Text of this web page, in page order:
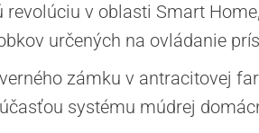
v oblasti Smart
určených na ovládanie
zámku v antracitovej
systému múdrej